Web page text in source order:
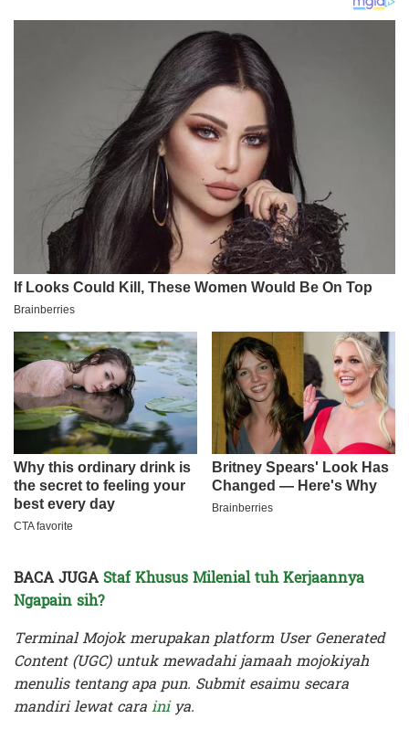
BACA JUGA Staf Khusus Milenial tuh Kerjaannya
Ngapain sih?
Terminal Mojok merupakan platform User Generated
Content (UGC) untuk mewadahi jamaah mojokiyah
menulis tentang apa pun. Submit esaimu secara
mandiri lewat carainiya.